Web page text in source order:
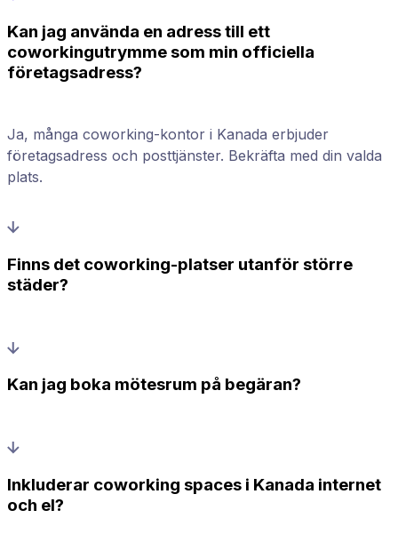
Kan jag använda en adress till ett
coworkingutrymme som min officiella
företagsadress?
Ja, många coworking-kontor i Kanada erbjuder
företagsadress och posttjänster. Bekräfta med din valda
plats.
Finns det coworking-platser utanför större
städer?
Kan jag boka mötesrum på begäran?
Inkluderar coworking spaces i Kanada internet
och el?